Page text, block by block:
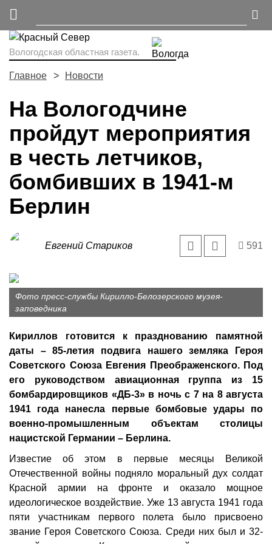
Вологодская областная газета.
Главное Новости
На Вологодчине
пройдут мероприятия
в честь летчиков,
бомбивших в 1941-м
Берлин
Евгений Стариков 591
Фото пресс-службы Кирилло-Белозерского музея-
заповедника
Кириллов готовится к празднованию памятной
даты – 85-летия подвига нашего земляка Героя
Советского Союза Евгения Преображенского. Под
его руководством авиационная группа из 15
бомбардировщиков «ДБ-3» в ночь с 7 на 8 августа
1941 года нанесла первые бомбовые удары по
военно-промышленным объектам столицы
нацистской Германии – Берлина.
Известие об этом в первые месяцы Великой
Отечественной войны подняло моральный дух солдат
Красной армии на фронте и оказало мощное
идеологическое воздействие. Уже 13 августа 1941 года
пяти участникам первого полета было присвоено
звание Героя Советского Союза. Среди них был и 32-